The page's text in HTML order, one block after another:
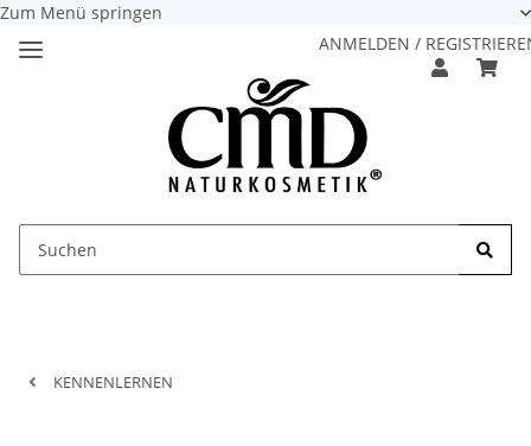
Zum Menü springen
ANMELDEN /
KENNENLERNEN